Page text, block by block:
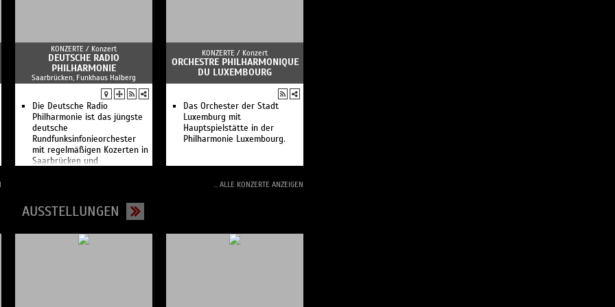
The Cleveland Orchestra
A Blind Date with Lucilin
Beatrice Rana
Festival atlântico | Lunch
Concert
Festival atlântico | Mônica
Salmaso
Festival atlântico | Djavan
Festival atlântico | Carminho
Festival atlântico | Luís
Festival atlântico | Lenna
Festival atlântico | Coletivo
KONZERTE / Konzert
DEUTSCHE RADIO
PHILHARMONIE
Saarbrücken, Funkhaus Halberg
Die Deutsche Radio
Philharmonie ist das jüngste
deutsche
Rundfunksinfonieorchester
mit regelmäßigen Kozerten in
Saarbrücken und
KONZERTE / Konzert
ORCHESTRE PHILHARMONIQUE
DU LUXEMBOURG
Das Orchester der Stadt
Luxemburg mit
Hauptspielstätte in der
Philharmonie Luxembourg.
... ALLE KONZERTE ANZEIGEN
AUSSTELLUNGEN